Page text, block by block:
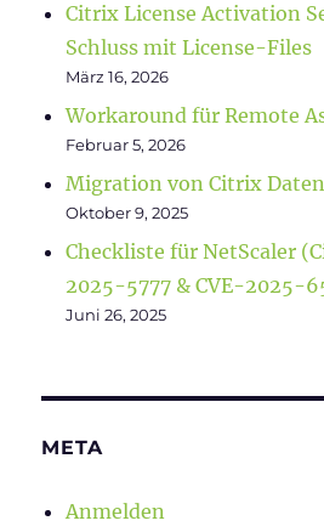
Citrix License Activation
Schluss mit License-Files
März 16, 2026
Workaround für Remote
Februar 5, 2026
Migration von Citrix
Oktober 9, 2025
Checkliste für NetScaler
2025-5777 & CVE-2025-
Juni 26, 2025
META
Anmelden